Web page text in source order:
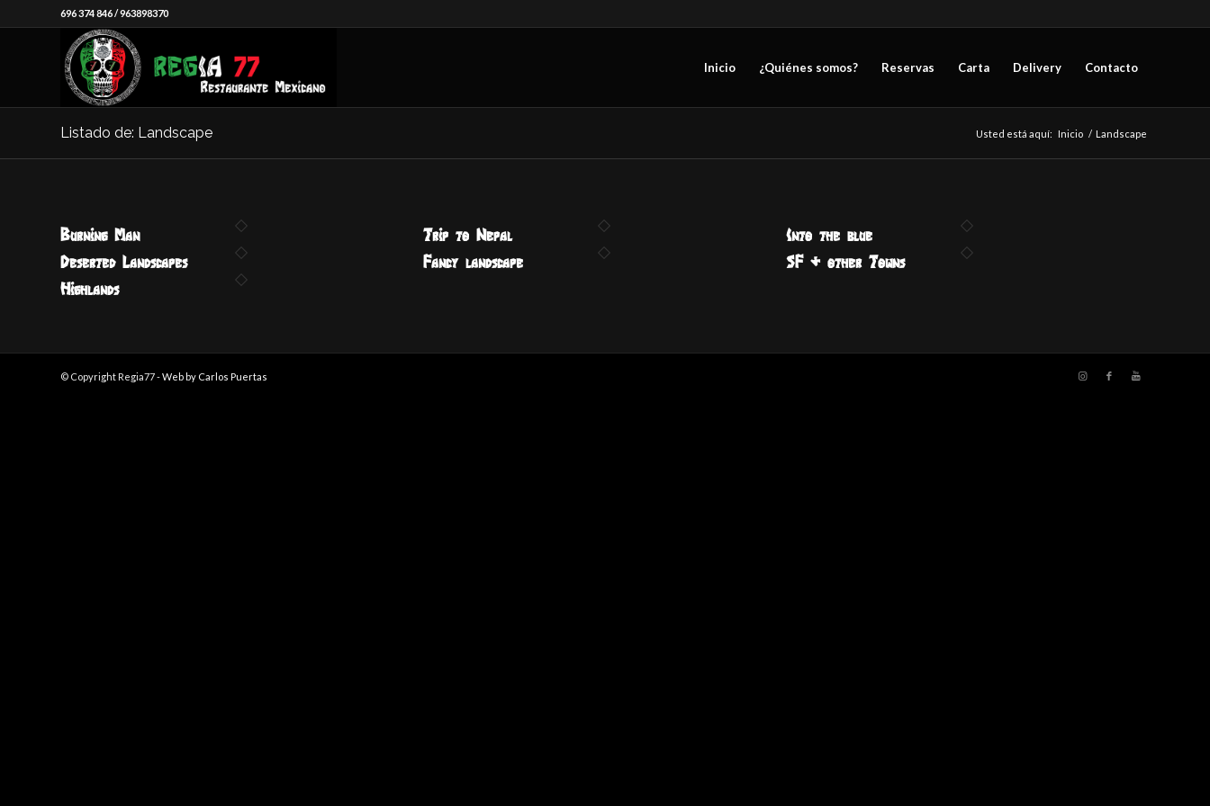
696 374 846/963898370
Inicio ¿Quiénes somos? Reservas Carta Delivery Contacto
Listado de: Landscape Usted está aquí: Inicio / Landscape
Burning Man Trip to Nepal
Into the blue
Deserted Landscapes
Fancy landscape
SF & other Towns
Highlands
© Copyright Regia77 -Web by Carlos Puertas